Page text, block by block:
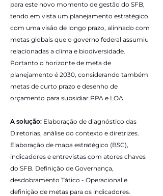
para este novo momento de gestão do SFB,
tendo em vista um planejamento estratégico
com uma visão de longo prazo, alinhado com
metas globais que o governo federal assumiu
relacionadas a clima e biodiversidade.
Portanto o horizonte de meta de
planejamento é 2030, considerando também
metas de curto prazo e desenho de
orçamento para subsidiar PPA e LOA.
A solução: Elaboração de diagnóstico das
Diretorias, análise do contexto e diretrizes.
Elaboração de mapa estratégico (BSC),
indicadores e entrevistas com atores chaves
do SFB. Definição de Governança,
desdobramento Tático - Operacional e
definição de metas para os indicadores.